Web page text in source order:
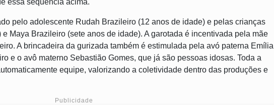
essa sequência acima.
pelo adolescente Rudah Brazileiro (12 anos de idade) e pelas crianças
Maya Brazileiro (sete anos de idade). A garotada é incentivada pela mãe
A brincadeira da gurizada também é estimulada pela avó paterna Emília
e o avô materno Sebastião Gomes, que já são pessoas idosas. Toda a
equipe, valorizando a coletividade dentro das produções e
Publicidade